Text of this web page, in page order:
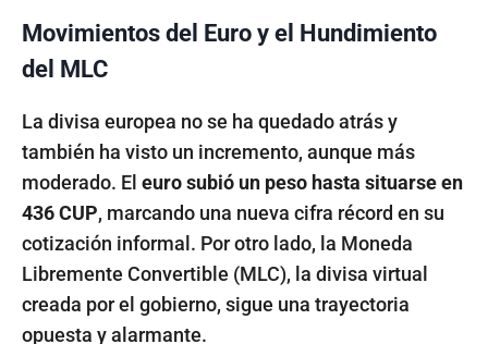
Movimientos del Euro y el Hundimiento
del MLC
La divisa europea no se ha quedado atrás y
también ha visto un incremento, aunque más
moderado. El euro subió un peso hasta situarse en
436 CUP, marcando una nueva cifra récord en su
cotización informal. Por otro lado, la Moneda
Libremente Convertible (MLC), la divisa virtual
creada por el gobierno, sigue una trayectoria
opuesta y alarmante.